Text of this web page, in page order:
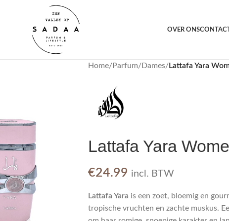
Korting voor jou
OVER ONS
Home/Parfum/Dames/Lattafa Yara
Lattafa Yara
€24.99 incl. BTW
Lattafa Yara is een zoet, bloemig en
tropische vruchten en zachte muskus.